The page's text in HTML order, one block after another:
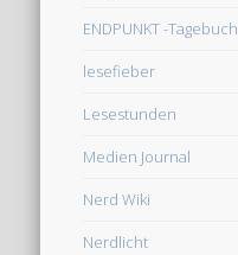
ENDPUNKT -Tagebuch
lesefieber
Lesestunden
Medien Journal
Nerd Wiki
Nerdlicht